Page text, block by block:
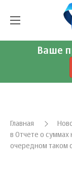
Ваше
Главная
в Отчете о суммах
очередном таком